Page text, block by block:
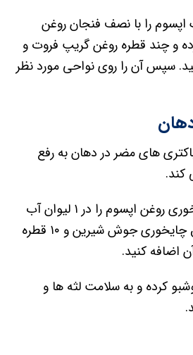
نمک اپسوم را با نصف فنجان روغن
و چند قطره روغن گریپ فروت و
سپس آن را روی نواحی مورد نظر
های مضر در دهان به رفع
کافیست ۲ قاشق غذاخوری روغن اپسوم را در ۱ لیوان آب
گرم حل کرده و ۱ قاشق چایخوری جوش شیرین و ۱۰ قطره
اضافه کنید.
کرده و به سلامت لثه ها و